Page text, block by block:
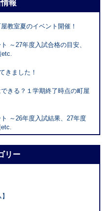
報
教室夏のイベント開催！
～27年度入試合格の目安、
きました！
きる？１学期終了時点の町屋
～26年度入試結果、27年度
リー